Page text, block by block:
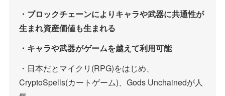
・ブロックチェーンによりキャラや武器に共通性が
生まれ資産価値も生まれる
・キャラや武器がゲームを越えて利用可能
・日本だとマイクリ(RPG)をはじめ、
CryptoSpells(カートゲーム)、Gods Unchainedが人